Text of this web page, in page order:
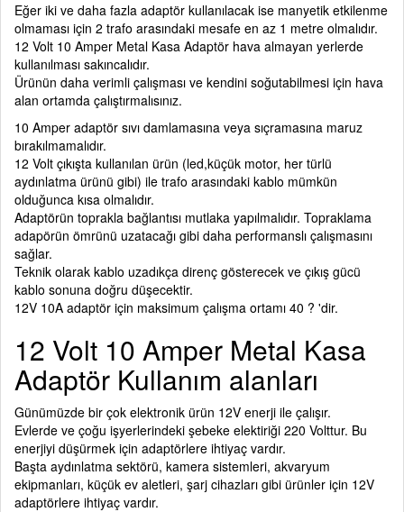
Eğer iki ve daha fazla adaptör kullanılacak ise manyetik etkilenme
olmaması için 2 trafo arasındaki mesafe en az 1 metre olmalıdır.
12 Volt 10 Amper Metal Kasa Adaptör hava almayan yerlerde
kullanılması sakıncalıdır.
Ürünün daha verimli çalışması ve kendini soğutabilmesi için hava
alan ortamda çalıştırmalısınız.
10 Amper adaptör sıvı damlamasına veya sıçramasına maruz
bırakılmamalıdır.
12 Volt çıkışta kullanılan ürün (led,küçük motor, her türlü
aydınlatma ürünü gibi) ile trafo arasındaki kablo mümkün
olduğunca kısa olmalıdır.
Adaptörün toprakla bağlantısı mutlaka yapılmalıdır. Topraklama
adapörün ömrünü uzatacağı gibi daha performanslı çalışmasını
sağlar.
Teknik olarak kablo uzadıkça direnç gösterecek ve çıkış gücü
kablo sonuna doğru düşecektir.
12V 10A adaptör için maksimum çalışma ortamı 40 ? 'dir.
12 Volt 10 Amper Metal Kasa
Adaptör Kullanım alanları
Günümüzde bir çok elektronik ürün 12V enerji ile çalışır.
Evlerde ve çoğu işyerlerindeki şebeke elektiriği 220 Volttur. Bu
enerjiyi düşürmek için adaptörlere ihtiyaç vardır.
Başta aydınlatma sektörü, kamera sistemleri, akvaryum
ekipmanları, küçük ev aletleri, şarj cihazları gibi ürünler için 12V
adaptörlere ihtiyaç vardır.